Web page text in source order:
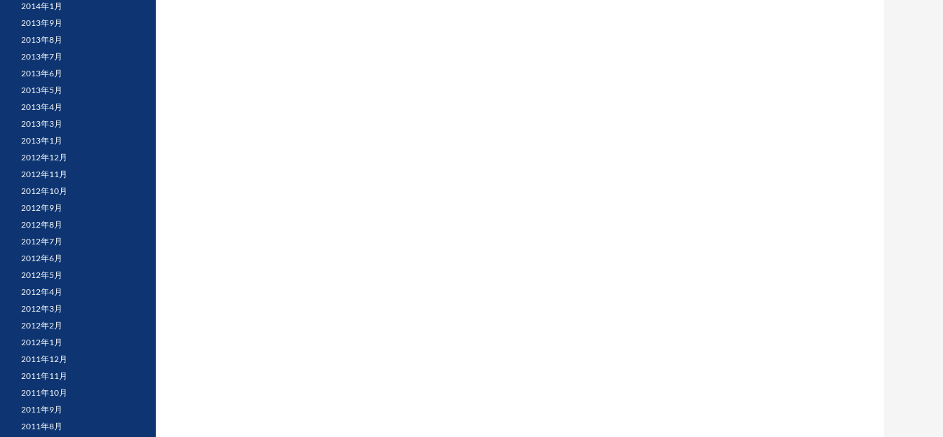
2014年1月
2013年9月
2013年8月
2013年7月
2013年6月
2013年5月
2013年4月
2013年3月
2013年1月
2012年12月
2012年11月
2012年10月
2012年9月
2012年8月
2012年7月
2012年6月
2012年5月
2012年4月
2012年3月
2012年2月
2012年1月
2011年12月
2011年11月
2011年10月
2011年9月
2011年8月